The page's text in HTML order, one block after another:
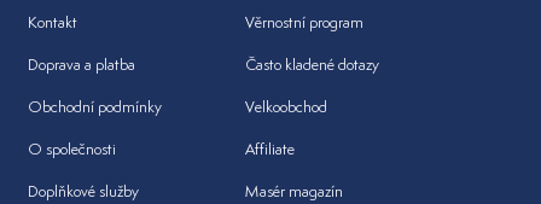
Kontakt
Doprava a platba
Obchodní podmínky
O společnosti
Doplňkové služby
Věrnostní program
Často kladené dotazy
Velkoobchod
Affiliate
Masér magazín